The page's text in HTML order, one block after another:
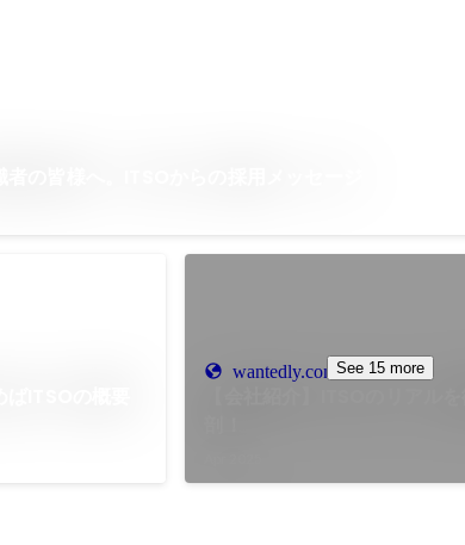
wantedly.comSee 15 more